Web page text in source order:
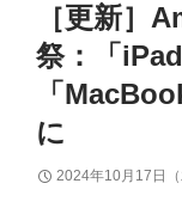
［更新］
祭：「
「
に
2024年10月17日